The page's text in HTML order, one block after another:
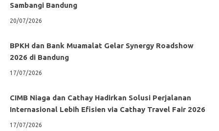
Sambangi Bandung
20/07/2026
BPKH dan Bank Muamalat Gelar Synergy Roadshow
2026 di Bandung
17/07/2026
CIMB Niaga dan Cathay Hadirkan Solusi Perjalanan
Internasional Lebih Efisien via Cathay Travel Fair 2026
17/07/2026